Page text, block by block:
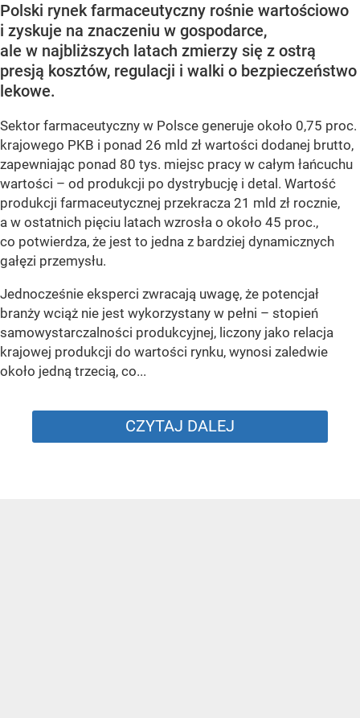
Polski rynek farmaceutyczny rośnie wartościowo
i zyskuje na znaczeniu w gospodarce,
ale w najbliższych latach zmierzy się z ostrą
presją kosztów, regulacji i walki o bezpieczeństwo
lekowe.
Sektor farmaceutyczny w Polsce generuje około 0,75 proc.
krajowego PKB i ponad 26 mld zł wartości dodanej brutto,
zapewniając ponad 80 tys. miejsc pracy w całym łańcuchu
wartości – od produkcji po dystrybucję i detal. Wartość
produkcji farmaceutycznej przekracza 21 mld zł rocznie,
a w ostatnich pięciu latach wzrosła o około 45 proc.,
co potwierdza, że jest to jedna z bardziej dynamicznych
gałęzi przemysłu.
Jednocześnie eksperci zwracają uwagę, że potencjał
branży wciąż nie jest wykorzystany w pełni – stopień
samowystarczalności produkcyjnej, liczony jako relacja
krajowej produkcji do wartości rynku, wynosi zaledwie
około jedną trzecią, co...
CZYTAJ DALEJ